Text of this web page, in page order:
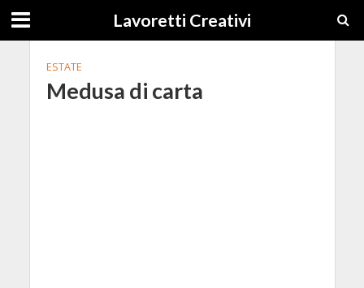
Lavoretti Creativi
ESTATE
Medusa di carta